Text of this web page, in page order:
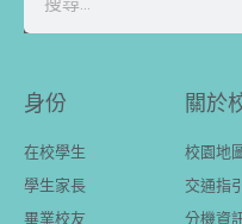
身份
在校學生
學生家長
畢業校友
關於
校園地
交通指
分機資